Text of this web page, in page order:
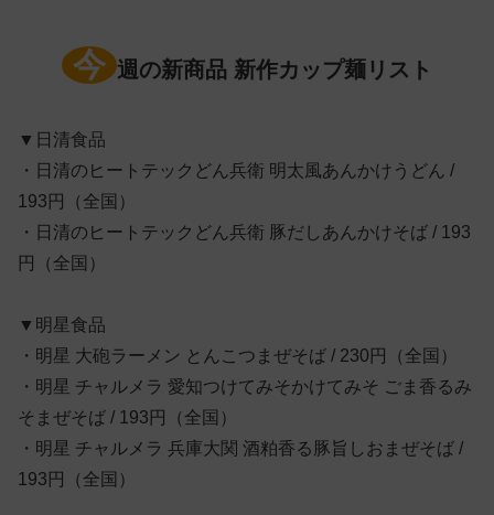
今 週の新商品 新作カップ麺リスト
▼日清食品
・日清のヒートテックどん兵衛 明太風あんかけうどん /
193円（全国）
・日清のヒートテックどん兵衛 豚だしあんかけそば / 193
円（全国）
▼明星食品
・明星 大砲ラーメン とんこつまぜそば / 230円（全国）
・明星 チャルメラ 愛知つけてみそかけてみそ ごま香るみ
そまぜそば / 193円（全国）
・明星 チャルメラ 兵庫大関 酒粕香る豚旨しおまぜそば /
193円（全国）